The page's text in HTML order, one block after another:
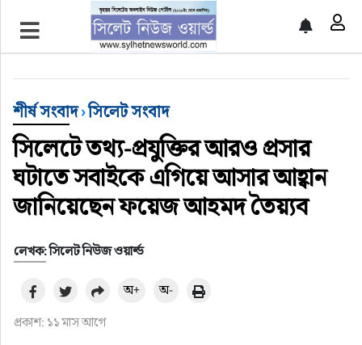
প্রচ্ছদ
সিলেট সংবাদ
জাতীয়
গণমাধ্যম
শীর্ষ সংবাদ›সিলেট সংবাদ
সিলেটে তথ্য-প্রযুক্তির আরও প্রসার
ঘটাতে সবাইকে এগিয়ে আসার আহ্বান
জানিয়েছেন ফয়েজ আহমদ তৈয়্যব
লেখক: সিলেট নিউজ ওয়ার্ল্ড
প্রকাশ: ১১ মাস আগে
অ+ অ-